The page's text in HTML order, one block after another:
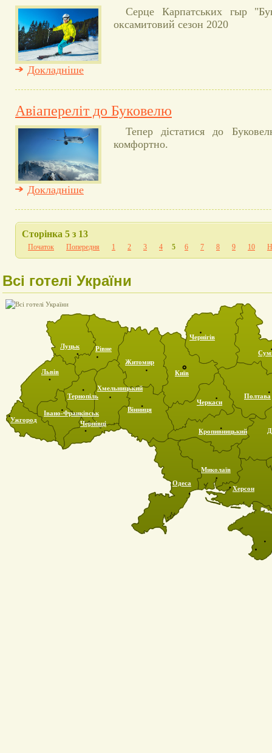
Серце Карпатських гыр
оксамитовий сезон 2020
Докладніше
Авіапереліт до Буковелю
Тепер дістатися до
комфортно.
Докладніше
Сторінка 5 з 13
Початок Попередня 1 2 3 4 5 6 7 8 9 10
Всі готелі України
Вінниця
Львів
Луцьк
Ужгород
Івано-Франківськ
Рівне
Тернопіль
Чернівці
Хмельницький
Житомир
Київ
Чернігів
Полтава
Черкаси
Кропивницький
Херсон
Миколаїв
Одеса